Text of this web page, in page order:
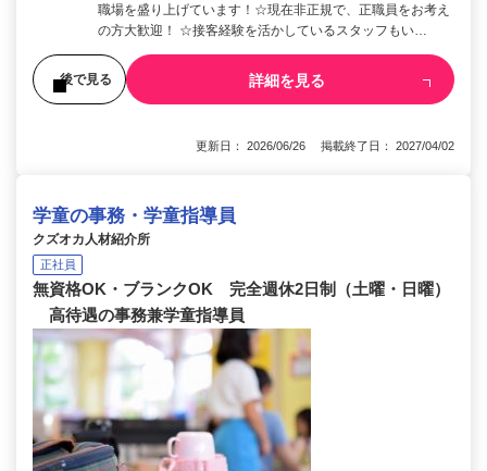
職場を盛り上げています！☆現在非正規で、正職員をお考え
の方大歓迎！ ☆接客経験を活かしているスタッフもい…
後で見る 詳細を見る
更新日： 2026/06/26 掲載終了日： 2027/04/02
学童の事務・学童指導員
クズオカ人材紹介所
正社員
無資格OK・ブランクOK 完全週休2日制（土曜・日曜）
高待遇の事務兼学童指導員